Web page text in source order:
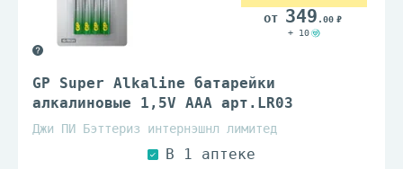
GP Super Alkaline батарейки
алкалиновые 1,5V AAA арт.LR03
Джи ПИ Бэттериз интернэшнл лимитед
349 .00
+ 10